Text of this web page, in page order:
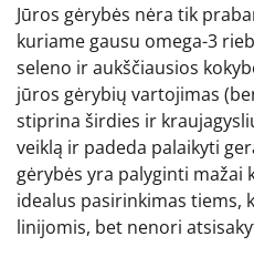
Jūros gėrybės nėra tik
kuriame gausu omega-3
seleno ir aukščiausios
jūros gėrybių vartojimas
stiprina širdies ir
veiklą ir padeda palaikyti
gėrybės yra palyginti mažai
idealus pasirinkimas tiems,
linijomis, bet nenori